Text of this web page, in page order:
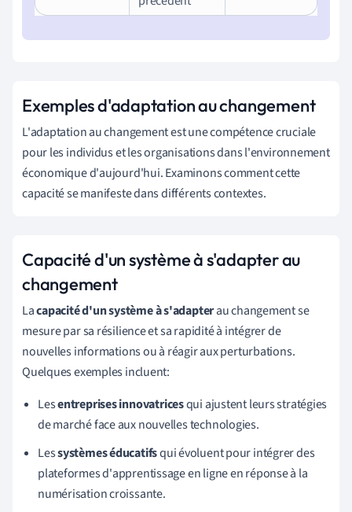
Exemples d'adaptation au changement
L'adaptation au changement est une compétence cruciale
pour les individus et les organisations dans l'environnement
économique d'aujourd'hui. Examinons comment cette
capacité se manifeste dans différents contextes.
Capacité d'un système à s'adapter au
changement
Lacapacité d'un système à s'adapterau changement se
mesure par sa résilience et sa rapidité à intégrer de
nouvelles informations ou à réagir aux perturbations.
Quelques exemples incluent:
Lesentreprises innovatricesqui ajustent leurs stratégies
de marché face aux nouvelles technologies.
Lessystèmes éducatifsqui évoluent pour intégrer des
plateformes d'apprentissage en ligne en réponse à la
numérisation croissante.